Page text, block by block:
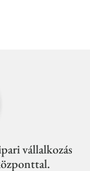
vállalkozás